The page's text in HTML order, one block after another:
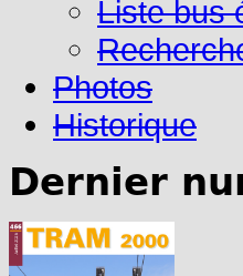
Liste bus
Photos
Historique
Dernier